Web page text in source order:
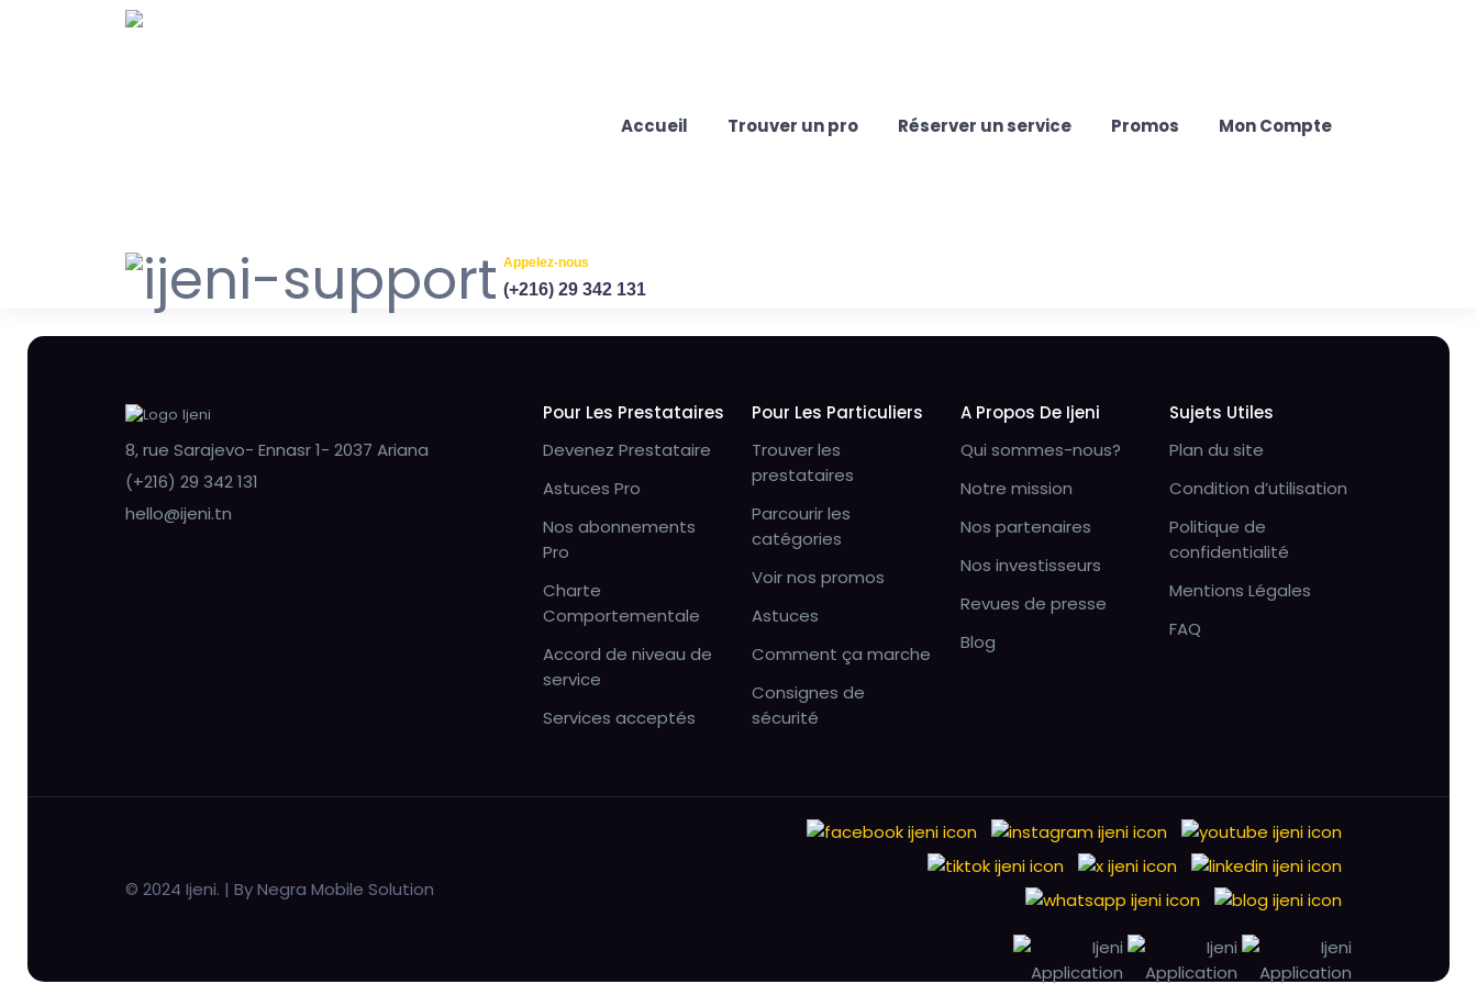
Accueil Trouver un pro Réserver un service Promos Mon Compte
Appelez-nous
(+216) 29 342 131
8, rue Sarajevo- Ennasr 1- 2037 Ariana
(+216) 29 342 131
hello@ijeni.tn
Pour Les Prestataires
Devenez Prestataire
Astuces Pro
Nos abonnements
Pro
Charte
Comportementale
Accord de niveau de
service
Services acceptés
Pour Les Particuliers
Trouver les
prestataires
Parcourir les
catégories
Voir nos promos
Astuces
Comment ça marche
Consignes de
sécurité
A Propos De Ijeni
Qui sommes-nous?
Notre mission
Nos partenaires
Nos investisseurs
Revues de presse
Blog
Sujets Utiles
Plan du site
Condition d’utilisation
Politique de
confidentialité
Mentions Légales
FAQ
© 2024 Ijeni. | By Negra Mobile Solution